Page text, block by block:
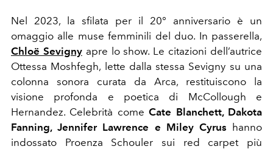
Nel 2023, la sfilata per il 20° anniversario è un
omaggio alle muse femminili del duo. In passerella,
Chloë Sevignyapre lo show. Le citazioni dell’autrice
Ottessa Moshfegh, lette dalla stessa Sevigny su una
colonna sonora curata da Arca, restituiscono la
visione profonda e poetica di McCollough e
Hernandez. Celebrità comeCate Blanchett, Dakota
Fanning, Jennifer Lawrence e Miley Cyrus hanno
indossato Proenza Schouler sui red carpet più